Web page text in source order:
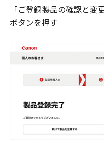
「ご登録製品の確認と変
ボタンを押す